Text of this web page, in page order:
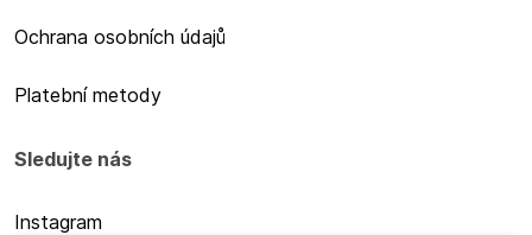
Ochrana osobních údajů
Platební metody
Sledujte nás
Instagram